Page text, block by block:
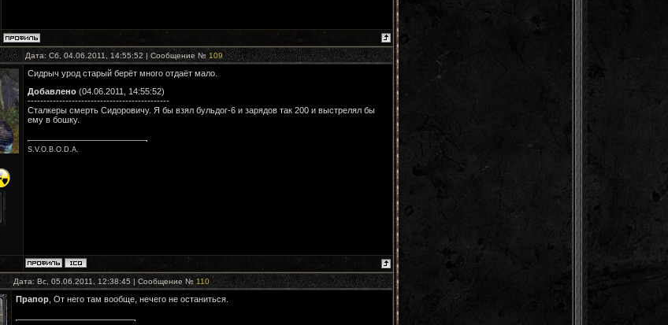
Дата: Сб, 04.06.2011, 14:55:52 | Сообщение № 109
Сидрыч урод старый берёт много отдаёт мало.
Добавлено (04.06.2011, 14:55:52)
---------------------------------------------
Сталкеры смерть Сидоровичу. Я бы взял бульдог-6 и зарядов так 200 и выстрелял бы
ему в бошку.
S.V.O.B.O.D.A.
Дата: Вс, 05.06.2011, 12:38:45 | Сообщение № 110
Прапор , От него там вообще, нечего не останиться.